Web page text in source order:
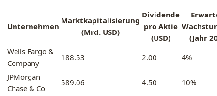
Unternehmen
Marktkapitalisierung
(Mrd. USD)
Dividende
pro Aktie
(USD)
(Jahr
Wells Fargo &
Company
188.53 2.00
4%
JPMorgan
Chase & Co
589.06 4.50
10%